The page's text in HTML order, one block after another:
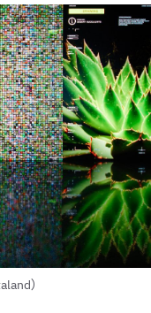
）